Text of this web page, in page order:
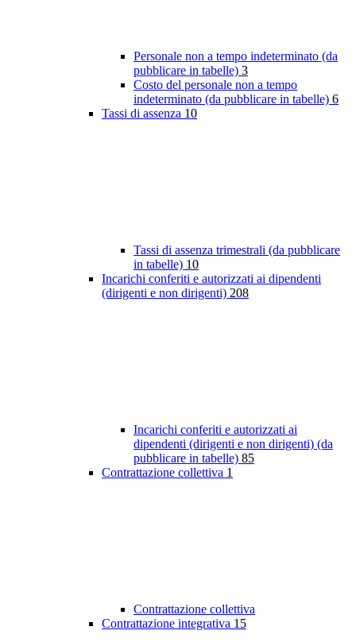
Personale non a tempo indeterminato (da
pubblicare in tabelle) 3
Costo del personale non a tempo
indeterminato (da pubblicare in tabelle) 6
Tassi di assenza 10
Tassi di assenza trimestrali (da pubblicare
in tabelle) 10
Incarichi conferiti e autorizzati ai dipendenti
(dirigenti e non dirigenti) 208
Incarichi conferiti e autorizzati ai
dipendenti (dirigenti e non dirigenti) (da
pubblicare in tabelle) 85
Contrattazione collettiva 1
Contrattazione collettiva
Contrattazione integrativa 15